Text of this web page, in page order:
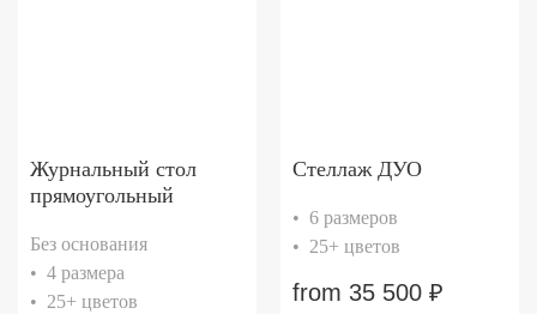
Журнальный стол
прямоугольный
Без основания
• 4 размера
• 25+ цветов
Стеллаж ДУО
• 6 размеров
• 25+ цветов
from 35 500 ₽